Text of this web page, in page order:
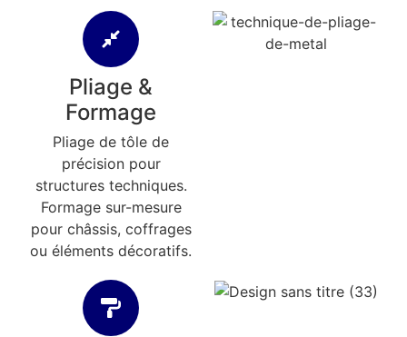
Pliage &
Formage
Pliage de tôle de
précision pour
structures techniques.
Formage sur-mesure
pour châssis, coffrages
ou éléments décoratifs.